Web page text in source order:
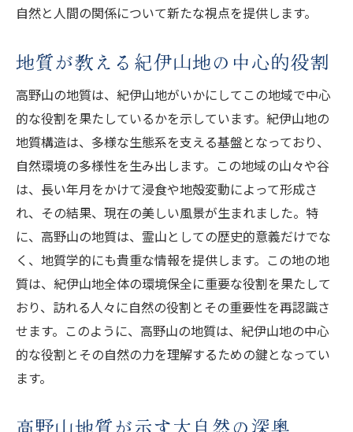
自然と人間の関係について新たな視点を提供します。
地質が教える紀伊山地の中心的役割
高野山の地質は、紀伊山地がいかにしてこの地域で中心
的な役割を果たしているかを示しています。紀伊山地の
地質構造は、多様な生態系を支える基盤となっており、
自然環境の多様性を生み出します。この地域の山々や谷
は、長い年月をかけて浸食や地殻変動によって形成さ
れ、その結果、現在の美しい風景が生まれました。特
に、高野山の地質は、霊山としての歴史的意義だけでな
く、地質学的にも貴重な情報を提供します。この地の地
質は、紀伊山地全体の環境保全に重要な役割を果たして
おり、訪れる人々に自然の役割とその重要性を再認識さ
せます。このように、高野山の地質は、紀伊山地の中心
的な役割とその自然の力を理解するための鍵となってい
ます。
高野山地質が示す大自然の深奥